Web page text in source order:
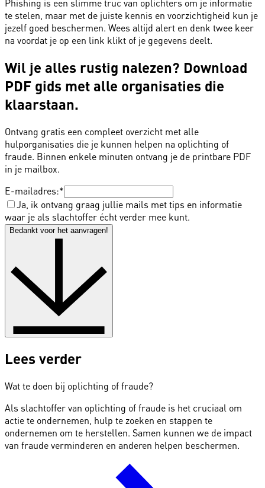
Phishing is een slimme truc van oplichters om je informatie
te stelen, maar met de juiste kennis en voorzichtigheid kun je
jezelf goed beschermen. Wees altijd alert en denk twee keer
na voordat je op een link klikt of je gegevens deelt.
Wil je alles rustig nalezen? Download
PDF gids met alle organisaties die
klaarstaan.
Ontvang gratis een compleet overzicht met alle
hulporganisaties die je kunnen helpen na oplichting of
fraude. Binnen enkele minuten ontvang je de printbare PDF
in je mailbox.
E-mailadres:*
Ja, ik ontvang graag jullie mails met tips en informatie
waar je als slachtoffer écht verder mee kunt.
Bedankt voor het aanvragen!
Lees verder
Wat te doen bij oplichting of fraude?
Als slachtoffer van oplichting of fraude is het cruciaal om
actie te ondernemen, hulp te zoeken en stappen te
ondernemen om te herstellen. Samen kunnen we de impact
van fraude verminderen en anderen helpen beschermen.